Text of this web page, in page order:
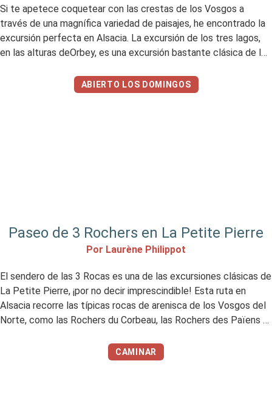
Si te apetece coquetear con las crestas de los Vosgos a
través de una magnífica variedad de paisajes, he encontrado la
excursión perfecta en Alsacia. La excursión de los tres lagos,
en las alturas deOrbey, es una excursión bastante clásica de los
el Lago Negro, […]
ABIERTO LOS DOMINGOS
Paseo de 3 Rochers en La Petite Pierre
Por Laurène Philippot
El sendero de las 3 Rocas es una de las excursiones clásicas de
La Petite Pierre, ¡por no decir imprescindible! Esta ruta en
Alsacia recorre las típicas rocas de arenisca de los Vosgos del
Norte, como las Rochers du Corbeau, las Rochers des Païens y
CAMINAR